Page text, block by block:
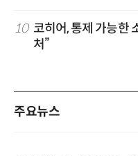
10 코히어, 통제 가능한
처”
주요뉴스